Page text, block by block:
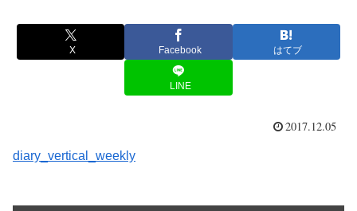
X Facebook はてブ
LINE
2017.12.05
diary_vertical_weekly